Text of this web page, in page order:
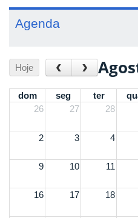
Agenda
Hoje ‹ ›
dom seg ter
26
27 28
2 3 4
9 10 11
16 17 18